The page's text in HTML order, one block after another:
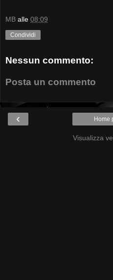
MB alle 08:09
Condividi
Nessun commento:
Posta un commento
‹ Home
Visualizza